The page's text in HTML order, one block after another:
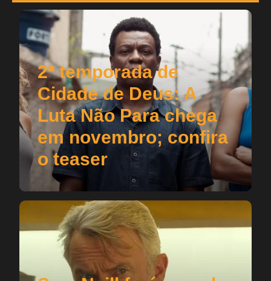
2ª temporada de
Cidade de Deus: A
Luta Não Para chega
em novembro; confira
o teaser